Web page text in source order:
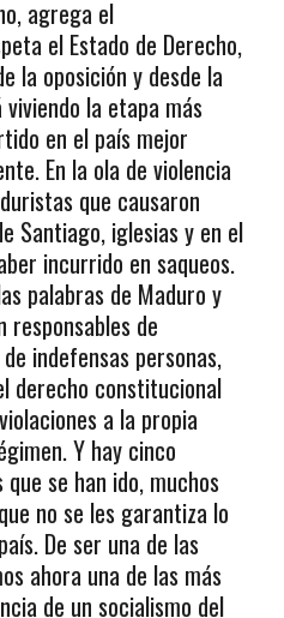
agrega el
el Estado de Derecho,
la oposición y desde la
la etapa más
en el país mejor
En la ola de violencia
que causaron
Santiago, iglesias y en el
incurrido en saqueos.
palabras de Maduro y
responsables de
indefensas personas,
derecho constitucional
a la propia
Y hay cinco
se han ido, muchos
no se les garantiza lo
De ser una de las
ahora una de las más
de un socialismo del